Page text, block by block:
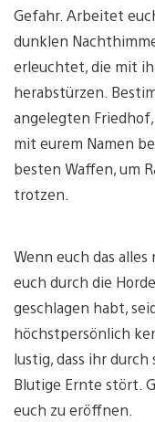
Gefahr. Arbeitet
dunklen
erleuchtet, die mit
herabstürzen.
angelegten
mit eurem Namen
besten Waffen, um
trotzen.
Wenn euch das
euch durch die
geschlagen habt,
höchstpersönlich
lustig, dass ihr
Blutige Ernte stört.
euch zu eröffnen.